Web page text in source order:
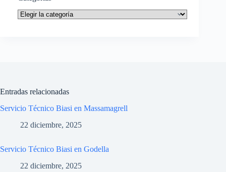
Categorías
Entradas relacionadas
Servicio Técnico Biasi en Massamagrell
22 diciembre, 2025
Servicio Técnico Biasi en Godella
22 diciembre, 2025